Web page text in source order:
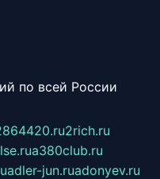
по всей России
2rich.ru
a380club.ru
adler-jun.ruadonyev.ru